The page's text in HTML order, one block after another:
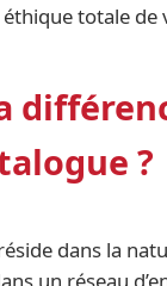
totale
?
dans la